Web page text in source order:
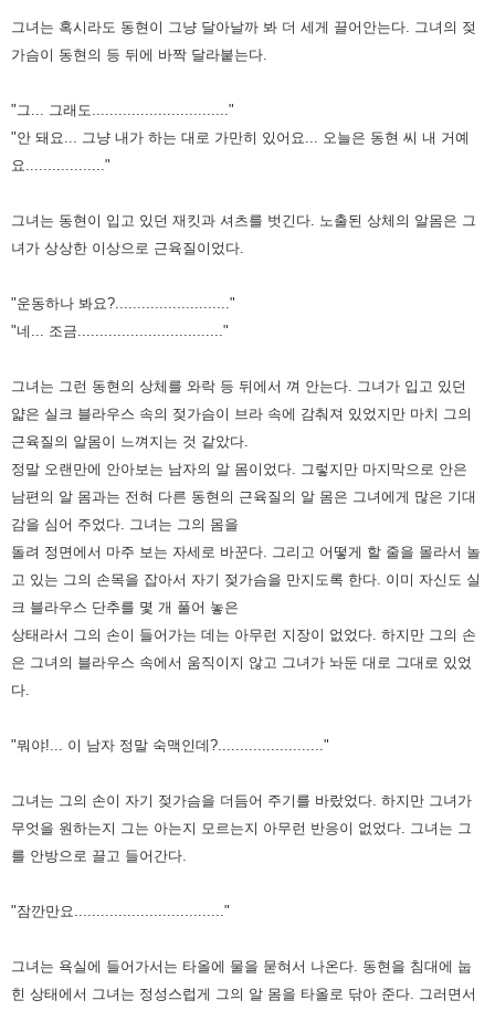
그녀는 혹시라도 동현이 그냥 달아날까 봐 더 세게 끌어안는다. 그녀의 젖
가슴이 동현의 등 뒤에 바짝 달라붙는다.
"그... 그래도..............................."
"안 돼요... 그냥 내가 하는 대로 가만히 있어요... 오늘은 동현 씨 내 거예
요.................."
그녀는 동현이 입고 있던 재킷과 셔츠를 벗긴다. 노출된 상체의 알몸은 그
녀가 상상한 이상으로 근육질이었다.
"운동하나 봐요?.........................."
"네... 조금................................."
그녀는 그런 동현의 상체를 와락 등 뒤에서 껴 안는다.
그녀가 입고 있던
얇은 실크 블라우스 속의 젖가슴이 브라 속에 감춰져 있었지만 마치 그의
근육질의 알몸이 느껴지는 것 같았다.
정말 오랜만에 안아보는 남자의 알 몸이었다.
그렇지만 마지막으로 안은
남편의 알 몸과는 전혀 다른 동현의 근육질의 알 몸은 그녀에게 많은 기대
감을 심어 주었다.
그녀는 그의 몸을
돌려 정면에서 마주 보는 자세로 바꾼다. 그리고 어떻게 할 줄을 몰라서 놀
고 있는 그의 손목을 잡아서 자기 젖가슴을 만지도록 한다. 이미 자신도 실
크 블라우스 단추를 몇 개 풀어 놓은
상태라서 그의 손이 들어가는 데는 아무런 지장이 없었다. 하지만 그의 손
은 그녀의 블라우스 속에서 움직이지 않고 그녀가 놔둔 대로 그대로 있었
다.
"뭐야!... 이 남자 정말 숙맥인데?........................"
그녀는 그의 손이 자기 젖가슴을 더듬어 주기를 바랐었다. 하지만 그녀가
무엇을 원하는지 그는 아는지 모르는지 아무런 반응이 없었다.
그녀는 그
를 안방으로 끌고 들어간다.
"잠깐만요.................................."
그녀는 욕실에 들어가서는 타올에 물을 묻혀서 나온다. 동현을 침대에 눕
힌 상태에서 그녀는 정성스럽게 그의 알 몸을 타올로 닦아 준다.
그러면서